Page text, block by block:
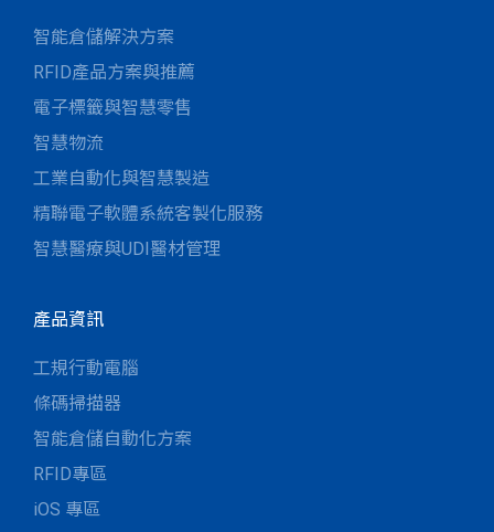
智能倉儲解決方案
RFID產品方案與推薦
電子標籤與智慧零售
智慧物流
工業自動化與智慧製造
精聯電子軟體系統客製化服務
智慧醫療與UDI醫材管理
產品資訊
工規行動電腦
條碼掃描器
智能倉儲自動化方案
RFID專區
iOS 專區